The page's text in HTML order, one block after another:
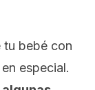
tu bebé con
especial.